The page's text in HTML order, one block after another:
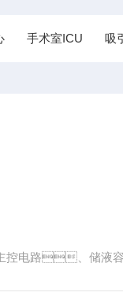
手术室ICU 吸
电路、储液